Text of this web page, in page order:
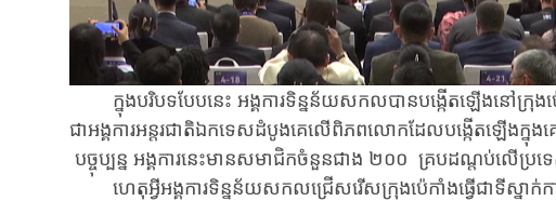
ក្នុ​ងបរិបទ​បែប​នេះ អង្គការទិន្នន័យសកលបាន​បង្កើត​ឡើង​​នៅក្រុង
ជា​អង្គការ​អន្តរជាតិ​ឯកទេសដំបូងគេលើពិភពលោកដែលបង្កើតឡើង
បច្ចុប្បន្ន​ អង្គការ​នេះមានសមាជិកចំនួនជាង ២០០ គ្របដណ្តប់លើ
ហេតុអ្វី​អង្គការទិន្នន័យសកលជ្រើស​រើស​ក្រុងប៉េកាំង​ធ្វើជា​ទីស្នាក់ក